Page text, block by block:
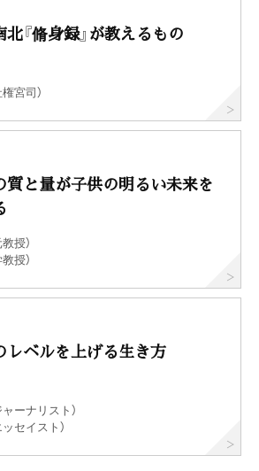
『脩身録』が教えるもの
宮司）
質と量が子供の明るい未来を
授）
授）
レベルを上げる生き方
ーナリスト）
セイスト）